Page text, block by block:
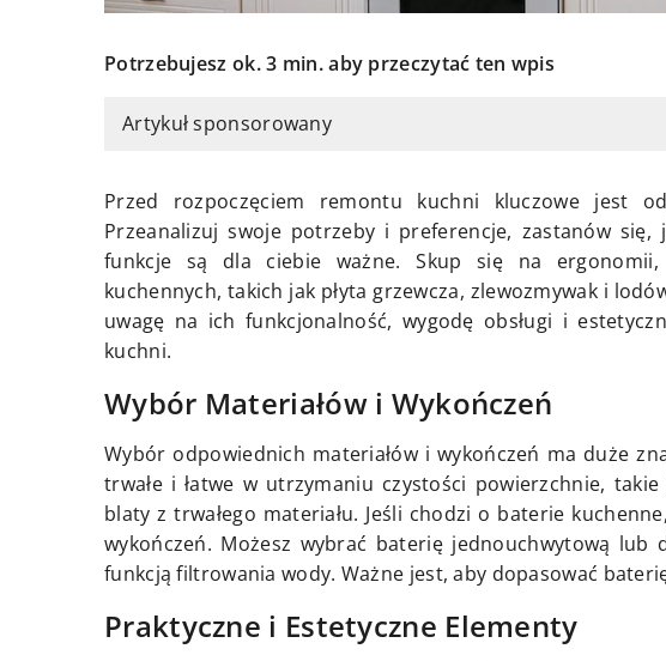
Potrzebujesz ok. 3 min. aby przeczytać ten wpis
Artykuł sponsorowany
Przed rozpoczęciem remontu kuchni kluczowe jest
Przeanalizuj swoje potrzeby i preferencje, zastanów
funkcje są dla ciebie ważne. Skup się na ergonomii,
kuchennych, takich jak płyta grzewcza, zlewozmywak i
uwagę na ich funkcjonalność, wygodę obsługi i
kuchni.
Wybór Materiałów i Wykończeń
Wybór odpowiednich materiałów i wykończeń ma duże
trwałe i łatwe w utrzymaniu czystości powierzchnie,
blaty z trwałego materiału. Jeśli chodzi o baterie
wykończeń. Możesz wybrać baterię jednouchwytową lub
funkcją filtrowania wody. Ważne jest, aby dopasować
Praktyczne i Estetyczne Elementy